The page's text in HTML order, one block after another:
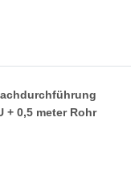
+ 0,5 meter Rohr